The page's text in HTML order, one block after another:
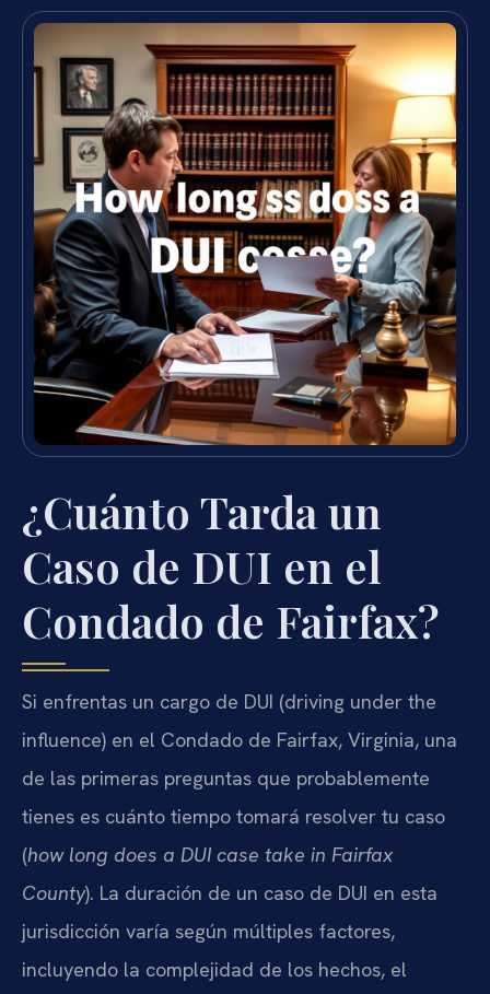
¿Cuánto Tarda un
Caso de DUI en el
Condado de Fairfax?
Si enfrentas un cargo de DUI (driving under the
influence) en el Condado de Fairfax, Virginia, una
de las primeras preguntas que probablemente
tienes es cuánto tiempo tomará resolver tu caso
(how long does a DUI case take in Fairfax
County). La duración de un caso de DUI en esta
jurisdicción varía según múltiples factores,
incluyendo la complejidad de los hechos, el